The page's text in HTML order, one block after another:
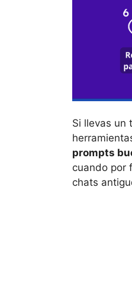
Si llevas un
prompts
cuando por
chats